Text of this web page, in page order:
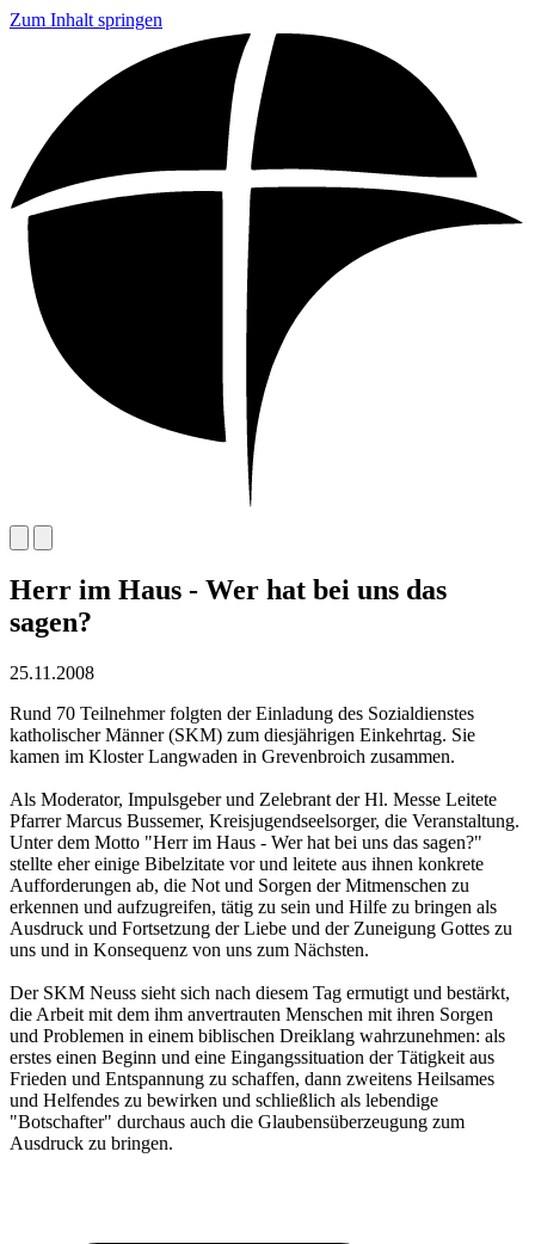
Zum Inhalt springen
Herr im Haus - Wer hat bei uns das
sagen?
25.11.2008
Rund 70 Teilnehmer folgten der Einladung des Sozialdienstes
katholischer Männer (SKM) zum diesjährigen Einkehrtag. Sie
kamen im Kloster Langwaden in Grevenbroich zusammen.
Als Moderator, Impulsgeber und Zelebrant der Hl. Messe Leitete
Pfarrer Marcus Bussemer, Kreisjugendseelsorger, die Veranstaltung.
Unter dem Motto "Herr im Haus - Wer hat bei uns das sagen?"
stellte eher einige Bibelzitate vor und leitete aus ihnen konkrete
Aufforderungen ab, die Not und Sorgen der Mitmenschen zu
erkennen und aufzugreifen, tätig zu sein und Hilfe zu bringen als
Ausdruck und Fortsetzung der Liebe und der Zuneigung Gottes zu
uns und in Konsequenz von uns zum Nächsten.
Der SKM Neuss sieht sich nach diesem Tag ermutigt und bestärkt,
die Arbeit mit dem ihm anvertrauten Menschen mit ihren Sorgen
und Problemen in einem biblischen Dreiklang wahrzunehmen: als
erstes einen Beginn und eine Eingangssituation der Tätigkeit aus
Frieden und Entspannung zu schaffen, dann zweitens Heilsames
und Helfendes zu bewirken und schließlich als lebendige
"Botschafter" durchaus auch die Glaubensüberzeugung zum
Ausdruck zu bringen.